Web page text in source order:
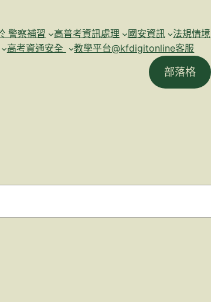
警察補習 高普考資訊處理 國安資訊 法規情境
高考資通安全 教學平台@kfdigitonline客服
部落格